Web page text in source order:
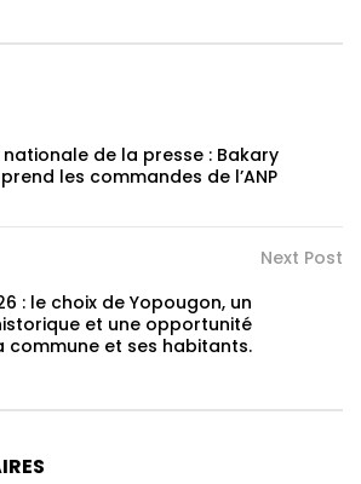
de la presse : Bakary
les commandes de l’ANP
Next Post
: le choix de Yopougon, un
et une opportunité
commune et ses habitants.